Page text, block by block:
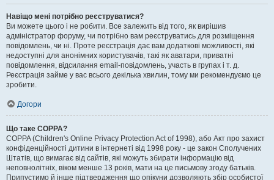
Навіщо мені потрібно реєструватися?
Ви можете цього і не робити. Все залежить від того, як вирішив
адміністратор форуму, чи потрібно вам реєструватись для розміщення
повідомлень, чи ні. Проте реєстрація дає вам додаткові можливості, які
недоступні для анонімних користувачів, такі як аватари, приватні
повідомлення, відсилання email-повідомлень, участь в групах і т. д.
Реєстрація займе у вас всього декілька хвилин, тому ми рекомендуємо це
зробити.
Догори
Що таке COPPA?
COPPA (Children's Online Privacy Protection Act of 1998), або Акт про захист
конфіденційності дитини в інтернеті від 1998 року - це закон Сполучених
Штатів, що вимагає від сайтів, які можуть збирати інформацію від
неповнолітніх, віком менше 13 років, мати на це письмову згоду батьків.
Припустимо й інше підтвердження що опікуни дозволяють збір особистої